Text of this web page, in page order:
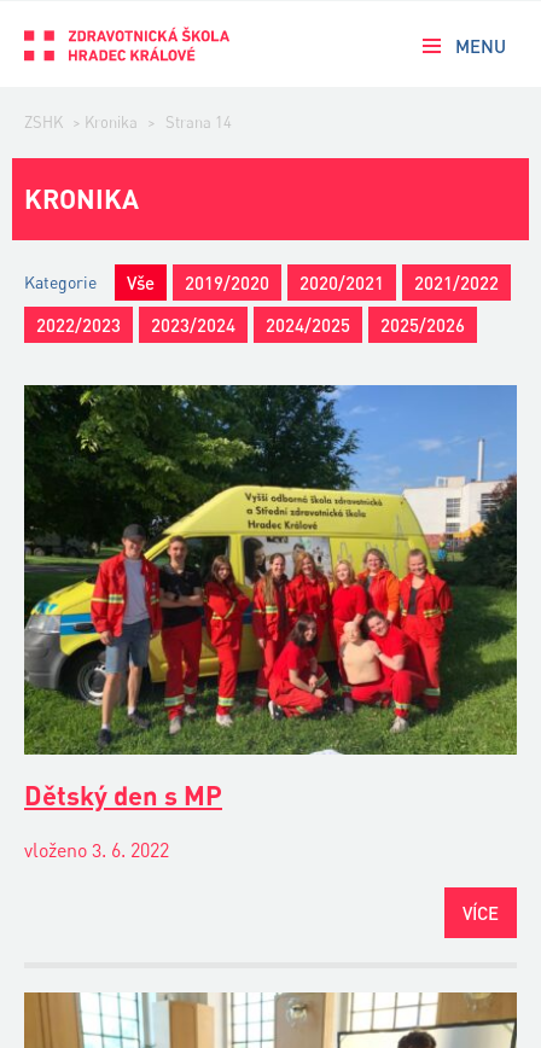
MENU
ZSHK > Kronika > Strana 14
KRONIKA
Kategorie Vše 2019/2020 2020/2021
2021/2022
2022/2023
2023/2024 2024/2025 2025/2026
Dětský den s MP
vloženo 3. 6. 2022
VÍCE